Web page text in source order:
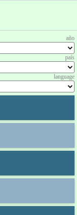
año
país
language